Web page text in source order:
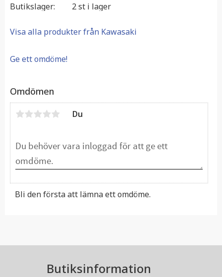
Butikslager 2 st i lager
Visa alla produkter från Kawasaki
Ge ett omdöme!
Omdömen
Du
Bli den första att lämna ett omdöme.
Butiksinformation